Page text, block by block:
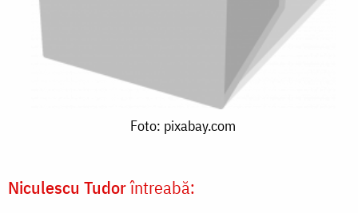
Foto: pixabay.com
Niculescu Tudorîntreabă: